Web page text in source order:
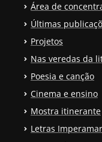
Área de
Últimas
Projetos
Nas veredas da
Poesia e canção
Cinema e ensino
Mostra itinerante
Letras